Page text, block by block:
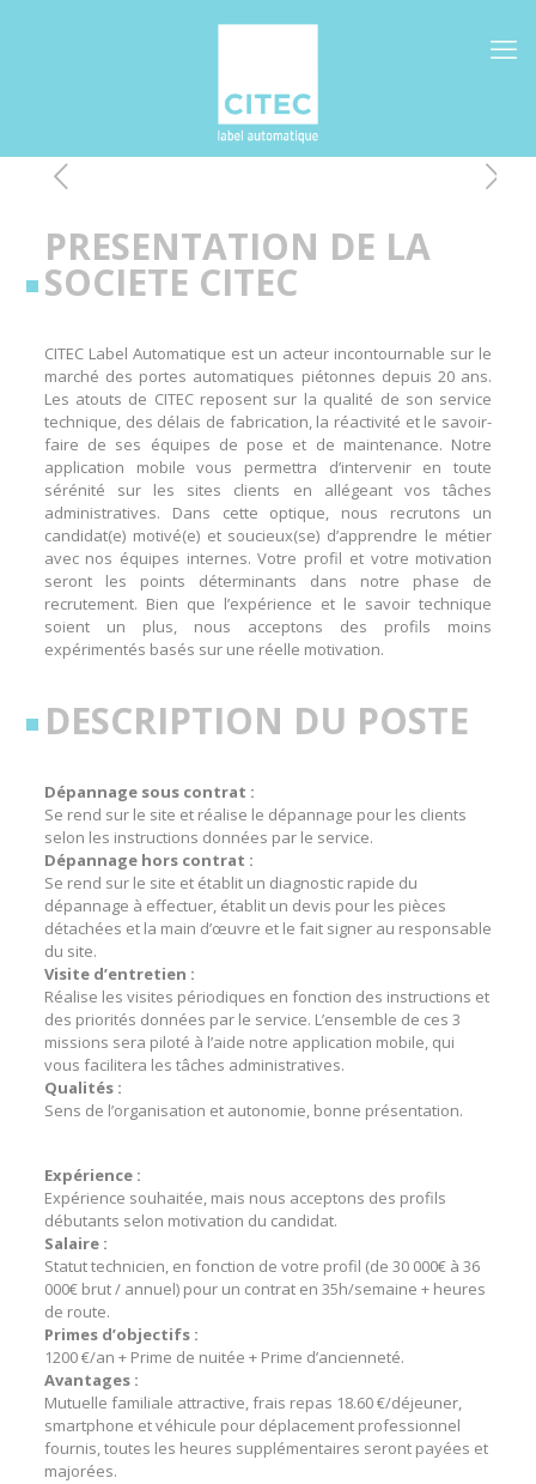
PRESENTATION DE LA
SOCIETE CITEC
CITEC Label Automatique est un acteur incontournable sur le
marché des portes automatiques piétonnes depuis 20 ans.
Les atouts de CITEC reposent sur la qualité de son service
technique, des délais de fabrication, la réactivité et le savoir-
faire de ses équipes de pose et de maintenance. Notre
application mobile vous permettra d’intervenir en toute
sérénité sur les sites clients en allégeant vos tâches
administratives. Dans cette optique, nous recrutons un
candidat(e) motivé(e) et soucieux(se) d’apprendre le métier
avec nos équipes internes. Votre profil et votre motivation
seront les points déterminants dans notre phase de
recrutement. Bien que l’expérience et le savoir technique
soient un plus, nous acceptons des profils moins
expérimentés basés sur une réelle motivation.
DESCRIPTION DU POSTE
Dépannage sous contrat :
Se rend sur le site et réalise le dépannage pour les clients
selon les instructions données par le service.
Dépannage hors contrat :
Se rend sur le site et établit un diagnostic rapide du
dépannage à effectuer, établit un devis pour les pièces
détachées et la main d’œuvre et le fait signer au responsable
du site.
Visite d’entretien :
Réalise les visites périodiques en fonction des instructions et
des priorités données par le service. L’ensemble de ces 3
missions sera piloté à l’aide notre application mobile, qui
vous facilitera les tâches administratives.
Qualités :
Sens de l’organisation et autonomie, bonne présentation.
Expérience :
Expérience souhaitée, mais nous acceptons des profils
débutants selon motivation du candidat.
Salaire :
Statut technicien, en fonction de votre profil (de 30 000€ à 36
000€ brut / annuel) pour un contrat en 35h/semaine + heures
de route.
Primes d’objectifs :
1200 €/an + Prime de nuitée + Prime d’ancienneté.
Avantages :
Mutuelle familiale attractive, frais repas 18.60 €/déjeuner,
smartphone et véhicule pour déplacement professionnel
fournis, toutes les heures supplémentaires seront payées et
majorées.